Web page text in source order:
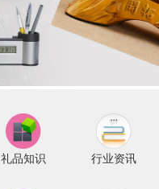
礼品知识 行业资讯